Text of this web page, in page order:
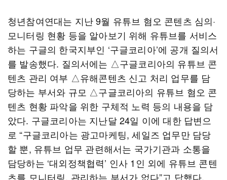
청년참여연대는 지난 9월 유튜브 혐오 콘텐츠 심의·
모니터링 현황 등을 알아보기 위해 유튜브를 서비스
하는 구글의 한국지부인 ‘구글코리아’에 공개 질의서
를 발송했다. 질의서에는 △구글코리아의 유튜브 콘
텐츠 관리 여부 △유해콘텐츠 신고 처리 업무를 담
당하는 부서와 규모 △구글코리아의 유튜브 혐오 콘
텐츠 현황 파악을 위한 구체적 노력 등의 내용을 담
았다. 구글코리아는 지난달 24일 이에 대한 답변으
로 “구글코리아는 광고마케팅, 세일즈 업무만 담당
할 뿐, 유튜브 업무 관련해서는 국가기관과 소통을
담당하는 ‘대외정책협력’ 인사 1인 외에 유튜브 콘텐
츠를 모니터링, 관리하는 부서가 없다”고 답했다.